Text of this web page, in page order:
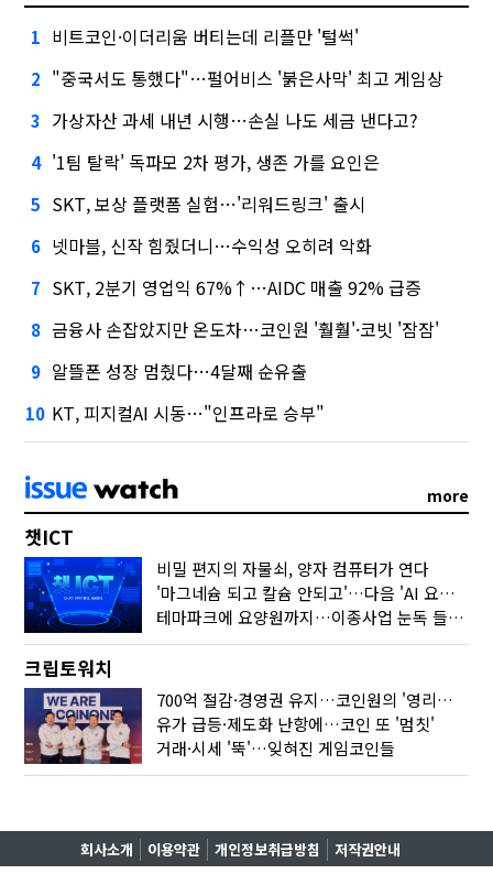
1 비트코인·이더리움 버티는데 리플만 '털썩'
2 "중국서도 통했다"…펄어비스 '붉은사막' 최고 게임상
3 가상자산 과세 내년 시행…손실 나도 세금 낸다고?
4 '1팀 탈락' 독파모 2차 평가, 생존 가를 요인은
5 SKT, 보상 플랫폼 실험…'리워드링크' 출시
6 넷마블, 신작 힘줬더니…수익성 오히려 악화
7 SKT, 2분기 영업익 67%↑…AIDC 매출 92% 급증
8 금융사 손잡았지만 온도차…코인원 '훨훨'·코빗 '잠잠'
9 알뜰폰 성장 멈췄다…4달째 순유출
10 KT, 피지컬AI 시동…"인프라로 승부"
more
챗ICT
비밀 편지의 자물쇠, 양자 컴퓨터가 연다
'마그네슘 되고 칼슘 안되고'…다음 'AI 요약' 갈 길은
테마파크에 요양원까지…이종사업 눈독 들이는 게임사
크립토워치
700억 절감·경영권 유지…코인원의 '영리한 딜'
유가 급등·제도화 난항에…코인 또 '멈칫'
거래·시세 '뚝'…잊혀진 게임코인들
회사소개 이용약관 개인정보취급방침 저작권안내